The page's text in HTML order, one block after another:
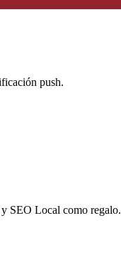
push.
y SEO Local como regalo.